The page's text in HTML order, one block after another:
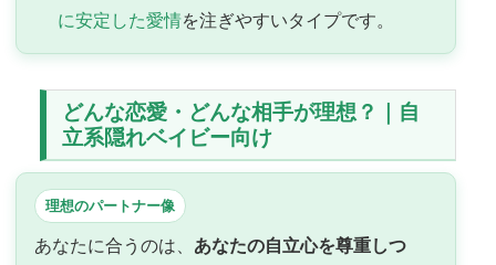
に安定した愛情を注ぎやすいタイプです。
どんな恋愛・どんな相手が理想？｜自
立系隠れベイビー向け
理想のパートナー像
あなたに合うのは、 あなたの自立心を尊重しつ